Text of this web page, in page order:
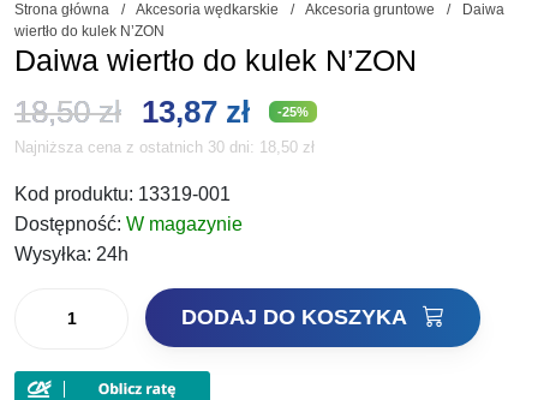
Strona główna / Akcesoria wędkarskie / Akcesoria gruntowe /
Daiwa
wiertło do kulek N’ZON
Daiwa wiertło do kulek N’ZON
18,50zł Pierwotna
cena
wynosiła:
13,87 złAktualna
cena
-25%
Najniższa cena z ostatnich 30 dni: 18,50 zł
Kod produktu: 13319-001
Dostępność: W magazynie
Wysyłka: 24h
Daiwa
do
DODAJ DO KOSZYKA